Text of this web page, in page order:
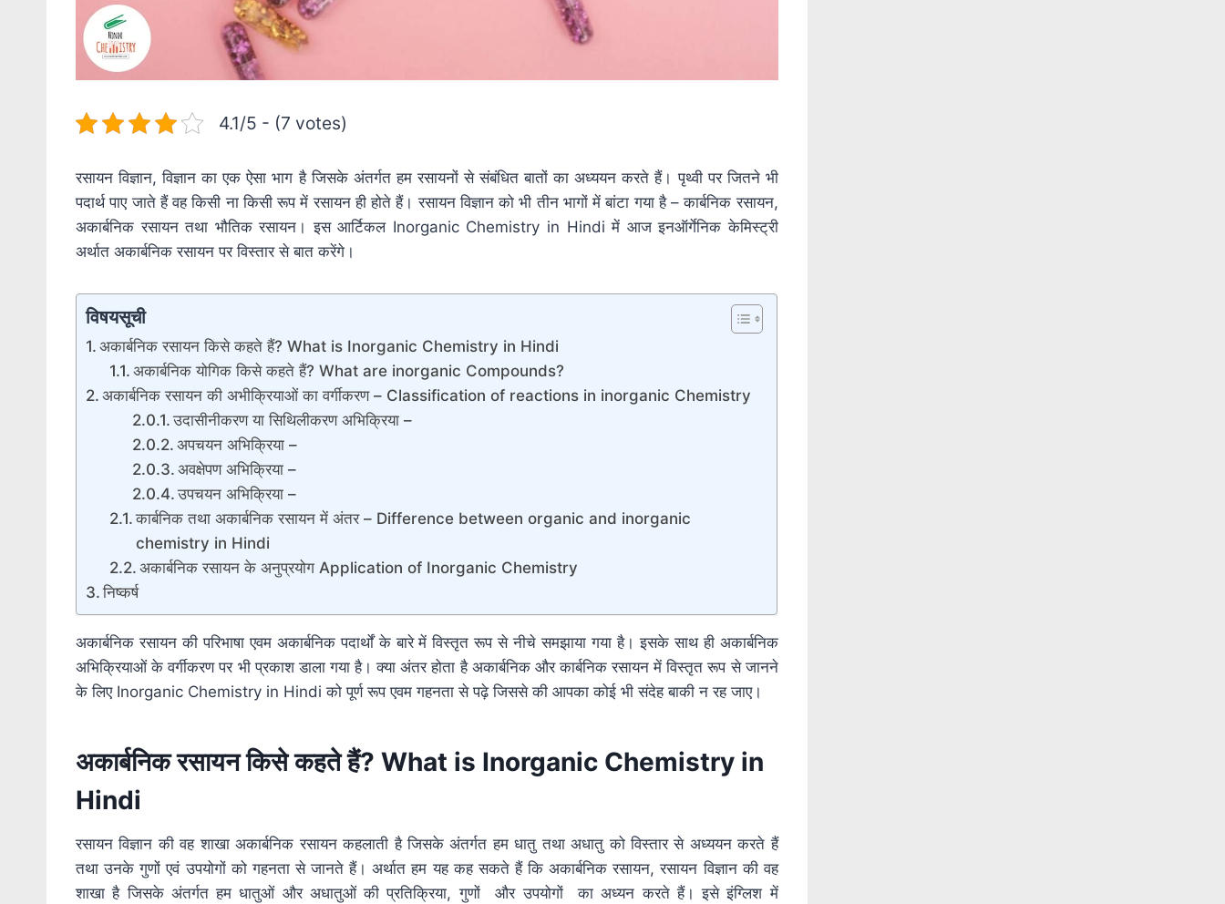
4.1/5 - (7 votes)
रसायन विज्ञान, विज्ञान का एक ऐसा भाग है जिसके अंतर्गत हम रसायनों से संबंधित बातों का अध्ययन करते हैं। पृथ्वी पर जितने भी
पदार्थ पाए जाते हैं वह किसी ना किसी रूप में रसायन ही होते हैं। रसायन विज्ञान को भी तीन भागों में बांटा गया है – कार्बनिक रसायन,
अकार्बनिक रसायन तथा भौतिक रसायन। इस आर्टिकल Inorganic Chemistry in Hindi में आज इनऑर्गेनिक केमिस्ट्री
अर्थात अकार्बनिक रसायन पर विस्तार से बात करेंगे।
विषयसूची
अकार्बनिक रसायन किसे कहते हैं? What is Inorganic Chemistry in Hindi
अकार्बनिक योगिक किसे कहते हैं? What are inorganic Compounds?
अकार्बनिक रसायन की अभीक्रियाओं का वर्गीकरण – Classification of reactions in inorganic Chemistry
उदासीनीकरण या सिथिलीकरण अभिक्रिया –
अपचयन अभिक्रिया –
अवक्षेपण अभिक्रिया –
उपचयन अभिक्रिया –
कार्बनिक तथा अकार्बनिक रसायन में अंतर – Difference between organic and inorganic
chemistry in Hindi
अकार्बनिक रसायन के अनुप्रयोग Application of Inorganic Chemistry
निष्कर्ष
अकार्बनिक रसायन की परिभाषा एवम अकार्बनिक पदार्थों के बारे में विस्तृत रूप से नीचे समझाया गया है। इसके साथ ही अकार्बनिक
अभिक्रियाओं के वर्गीकरण पर भी प्रकाश डाला गया है। क्या अंतर होता है अकार्बनिक और कार्बनिक रसायन में विस्तृत रूप से जानने
के लिए Inorganic Chemistry in Hindi को पूर्ण रूप एवम गहनता से पढ़े जिससे की आपका कोई भी संदेह बाकी न रह जाए।
अकार्बनिक रसायन किसे कहते हैं? What is Inorganic Chemistry in
Hindi
रसायन विज्ञान की वह शाखा अकार्बनिक रसायन कहलाती है जिसके अंतर्गत हम धातु तथा अधातु को विस्तार से अध्ययन करते हैं
तथा उनके गुणों एवं उपयोगों को गहनता से जानते हैं। अर्थात हम यह कह सकते हैं कि अकार्बनिक रसायन, रसायन विज्ञान की वह
शाखा है जिसके अंतर्गत हम धातुओं और अधातुओं की प्रतिक्रिया, गुणों और उपयोगों का अध्यन करते हैं। इसे इंग्लिश में